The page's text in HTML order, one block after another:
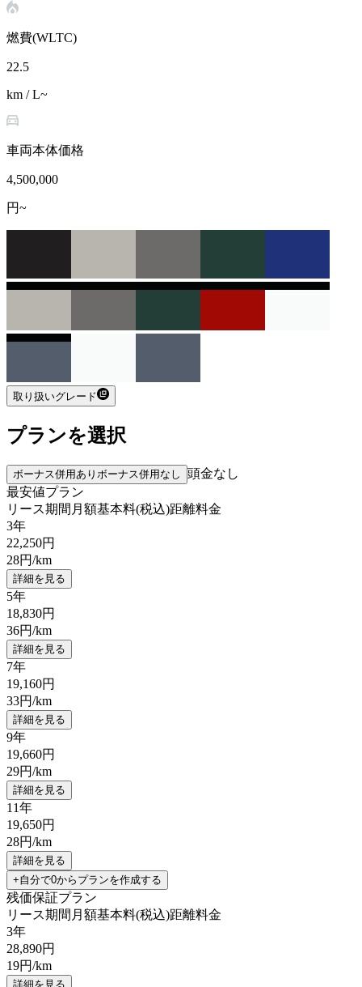
燃費(WLTC)
22.5
km / L~
車両本体価格
4,500,000
円~
取り扱いグレード
プランを選択
ボーナス併用あり ボーナス併用なし
頭金なし
最安値プラン
リース期間 月額基本料(税込)距離料金
3年
22,250円
28円/km
詳細を見る
5年
18,830円
36円/km
詳細を見る
7年
19,160円
33円/km
詳細を見る
9年
19,660円
29円/km
詳細を見る
11年
19,650円
28円/km
詳細を見る
+自分で0からプランを作成する
残価保証プラン
リース期間 月額基本料(税込)距離料金
3年
28,890円
19円/km
詳細を見る